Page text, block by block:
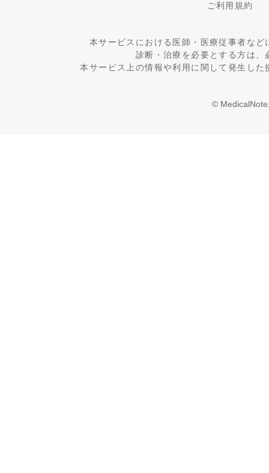
ご利用規約
本サービスにおける医師・医療従事者な
診断・治療を必要とする方は
本サービス上の情報や利用に関して発生し
©